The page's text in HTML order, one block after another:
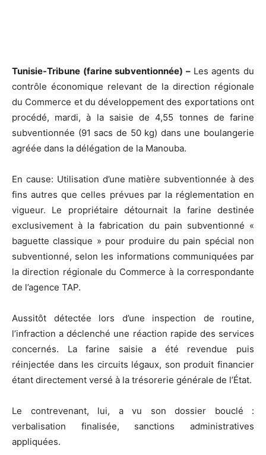
Tunisie-Tribune (farine subventionnée) – Les agents du
contrôle économique relevant de la direction régionale
du Commerce et du développement des exportations ont
procédé, mardi, à la saisie de 4,55 tonnes de farine
subventionnée (91 sacs de 50 kg) dans une boulangerie
agréée dans la délégation de la Manouba.
En cause: Utilisation d’une matière subventionnée à des
fins autres que celles prévues par la réglementation en
vigueur. Le propriétaire détournait la farine destinée
exclusivement à la fabrication du pain subventionné «
baguette classique » pour produire du pain spécial non
subventionné, selon les informations communiquées par
la direction régionale du Commerce à la correspondante
de l’agence TAP.
Aussitôt détectée lors d’une inspection de routine,
l’infraction a déclenché une réaction rapide des services
concernés. La farine saisie a été revendue puis
réinjectée dans les circuits légaux, son produit financier
étant directement versé à la trésorerie générale de l’État.
Le contrevenant, lui, a vu son dossier bouclé :
verbalisation finalisée, sanctions administratives
appliquées.